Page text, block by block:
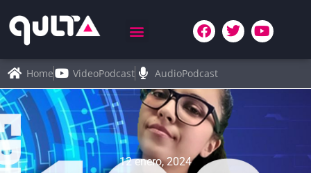
Home VideoPodcast AudioPodcast
12 enero, 2024